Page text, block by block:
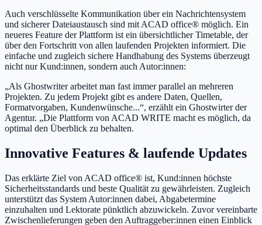
Auch verschlüsselte Kommunikation über ein Nachrichtensystem
und sicherer Dateiaustausch sind mit ACAD office® möglich. Ein
neueres Feature der Plattform ist ein übersichtlicher Timetable, der
über den Fortschritt von allen laufenden Projekten informiert. Die
einfache und zugleich sichere Handhabung des Systems überzeugt
nicht nur Kund:innen, sondern auch Autor:innen:
„Als Ghostwriter arbeitet man fast immer parallel an mehreren
Projekten. Zu jedem Projekt gibt es andere Daten, Quellen,
Formatvorgaben, Kundenwünsche...“, erzählt ein Ghostwirter der
Agentur. „Die Plattform von ACAD WRITE macht es möglich, da
optimal den Überblick zu behalten.
Innovative Features & laufende Updates
Das erklärte Ziel von ACAD office® ist, Kund:innen höchste
Sicherheitsstandards und beste Qualität zu gewährleisten. Zugleich
unterstützt das System Autor:innen dabei, Abgabetermine
einzuhalten und Lektorate pünktlich abzuwickeln. Zuvor vereinbarte
Zwischenlieferungen geben den Auftraggeber:innen einen Einblick